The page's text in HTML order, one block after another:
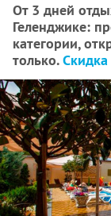
От 3 дней
Геленджике:
категории,
только.